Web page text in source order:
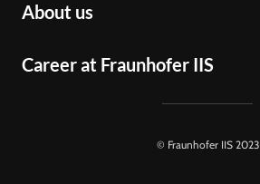
About us
Career at Fraunhofer IIS
© Fraunhofer IIS 2023